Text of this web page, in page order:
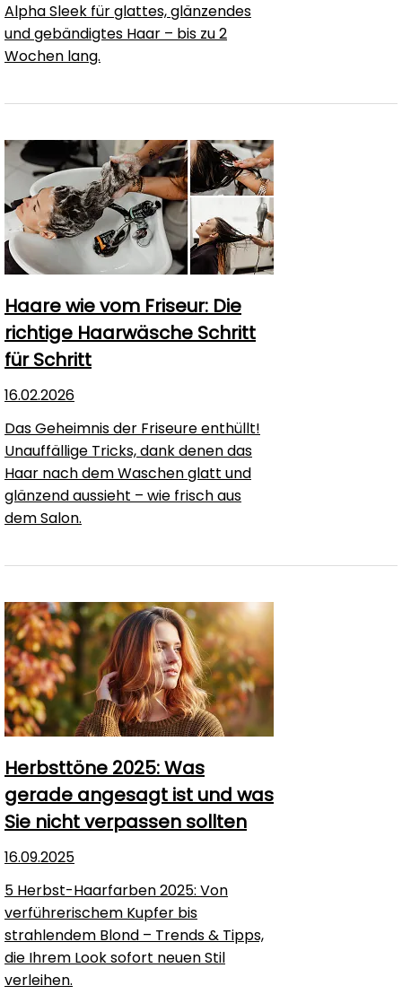
Alpha Sleek für glattes, glänzendes
und gebändigtes Haar – bis zu 2
Wochen lang.
Haare wie vom Friseur: Die
richtige Haarwäsche Schritt
für Schritt
16.02.2026
Das Geheimnis der Friseure enthüllt!
Unauffällige Tricks, dank denen das
Haar nach dem Waschen glatt und
glänzend aussieht – wie frisch aus
dem Salon.
Herbsttöne 2025: Was
gerade angesagt ist und was
Sie nicht verpassen sollten
16.09.2025
5 Herbst-Haarfarben 2025: Von
verführerischem Kupfer bis
strahlendem Blond – Trends & Tipps,
die Ihrem Look sofort neuen Stil
verleihen.